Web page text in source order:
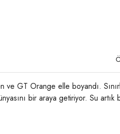
GT Orange elle boyandı.
bir araya getiriyor. Su artık